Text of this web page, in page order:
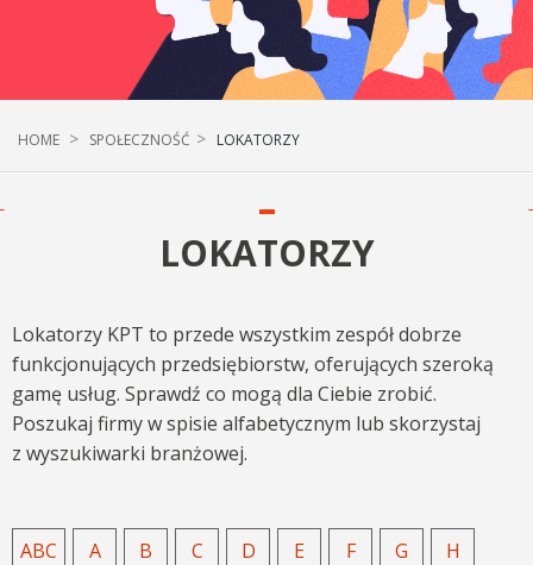
HOME SPOŁECZNOŚĆ LOKATORZY
LOKATORZY
Lokatorzy KPT to przede wszystkim zespół dobrze
funkcjonujących przedsiębiorstw, oferujących szeroką
gamę usług. Sprawdź co mogą dla Ciebie zrobić.
Poszukaj firmy w spisie alfabetycznym lub skorzystaj
z wyszukiwarki branżowej.
ABC A B C D E F G H